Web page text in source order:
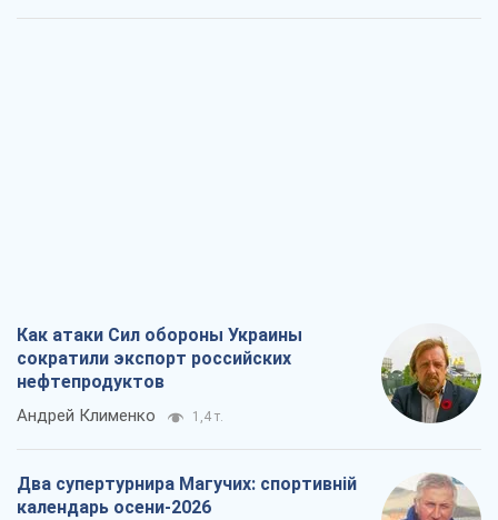
Как атаки Сил обороны Украины
сократили экспорт российских
нефтепродуктов
Андрей Клименко 1,4 т.
Два супертурнира Магучих: спортивній
календарь осени-2026